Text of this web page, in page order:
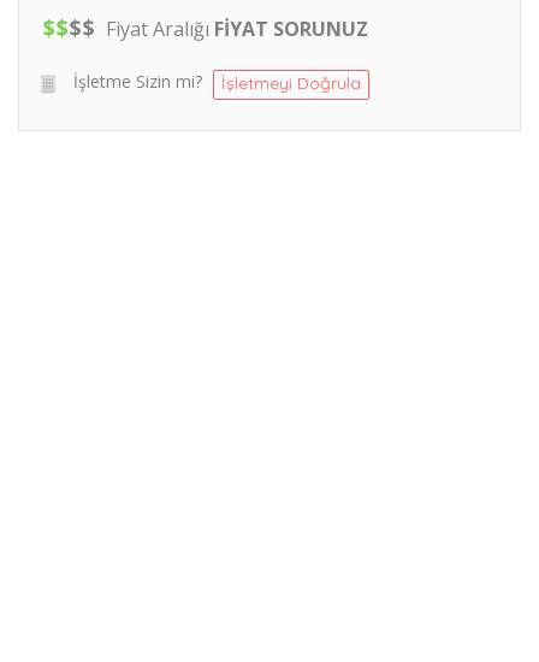
$$$$ Fiyat Aralığı FİYAT SORUNUZ
İşletme Sizin mi? İşletmeyi Doğrula